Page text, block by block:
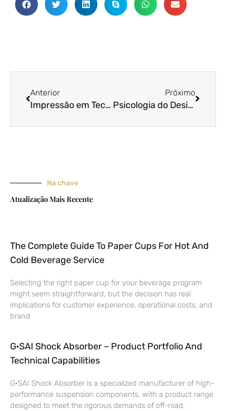
Anterior
Impressão em Tecido na Índia - Abordagem Tradicional
Próximo
Psicologia do Design: Tecidos
Na chave
Atualização Mais Recente
The Complete Guide To Paper Cups For Hot And
Cold Beverage Service
Selecting the right paper cup for your beverage program
might seem straightforward, but the decision has real
implications for customer experience, operational costs, and
brand
G·SAI Shock Absorber – Product Portfolio And
Technical Capabilities
G·SAI Shock Absorber is a specialized manufacturer of high-
performance suspension components, with a product range
designed to meet the rigorous demands of off-road,